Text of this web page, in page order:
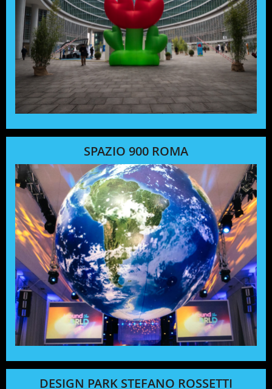
SPAZIO 900 ROMA
DESIGN PARK STEFANO ROSSETTI